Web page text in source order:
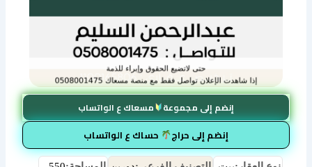
إنضم إلى مجموعة مسعاك ع الواتساب
إنضم إلى حراج حساك ع الواتساب